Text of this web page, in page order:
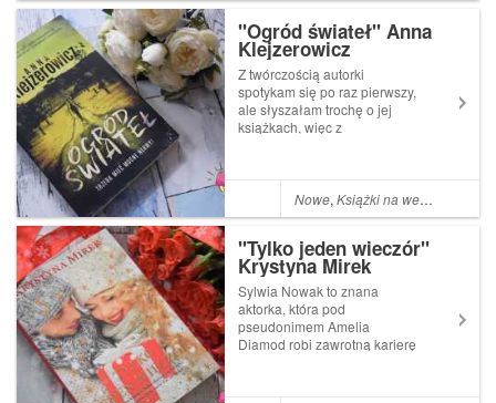
"Ogród świateł" Anna
Klejzerowicz
Z twórczością autorki
spotykam się po raz pierwszy,
ale słyszałam trochę o jej
książkach, więc z
jest Felicja Stefańska, którą
poznajemy w książce "
Nowe,Książki na weekend
"Tylko jeden wieczór"
Krystyna Mirek
Sylwia Nowak to znana
aktorka, która pod
pseudonimem Amelia
Diamod robi zawrotną karierę